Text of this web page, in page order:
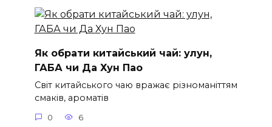
Як обрати китайський чай: улун,
ГАБА чи Да Хун Пао
Світ китайського чаю вражає різноманіттям
смаків, ароматів
0 6